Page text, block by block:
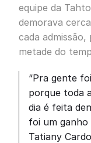
equipe da
demorava
cada admissão,
metade do
“Pra gente
porque toda
dia é feita
foi um ganho
Tatiany